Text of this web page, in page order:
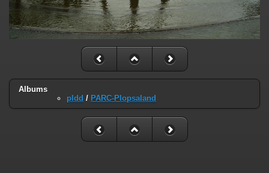
Albums
pldd / PARC-Plopsaland